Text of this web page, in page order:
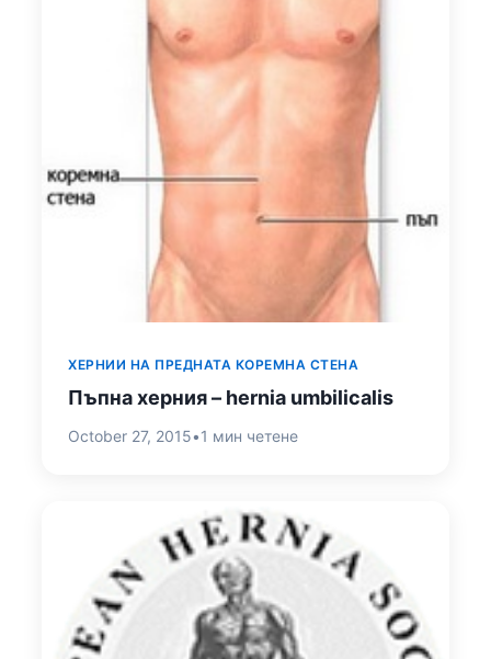
ХЕРНИИ НА ПРЕДНАТА КОРЕМНА СТЕНА
Пъпна херния – hernia umbilicalis
October 27, 2015•1 мин четене